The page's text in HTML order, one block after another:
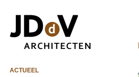
ACTUEEL